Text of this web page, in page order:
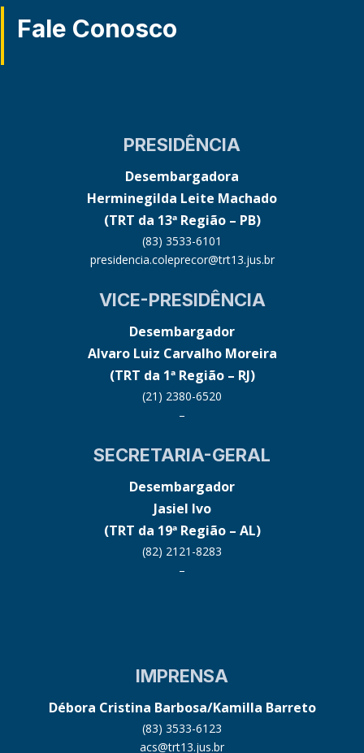
Fale Conosco
PRESIDÊNCIA
Desembargadora
Herminegilda Leite Machado
(TRT da 13ª Região – PB)
(83) 3533-6101
presidencia.coleprecor@trt13.jus.br
VICE-PRESIDÊNCIA
Desembargador
Alvaro Luiz Carvalho Moreira
(TRT da 1ª Região – RJ)
(21) 2380-6520
–
SECRETARIA-GERAL
Desembargador
Jasiel Ivo
(TRT da 19ª Região – AL)
(82) 2121-8283
–
IMPRENSA
Débora Cristina Barbosa/Kamilla Barreto
(83) 3533-6123
acs@trt13.jus.br